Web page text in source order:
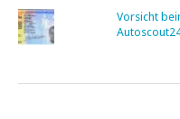
Vorsicht